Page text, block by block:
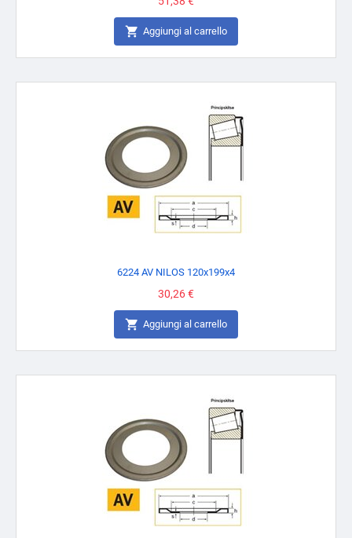
 Aggiungi al carrello
6224 AV NILOS 120x199x4
Prezzo
30,26 €
 Aggiungi al carrello